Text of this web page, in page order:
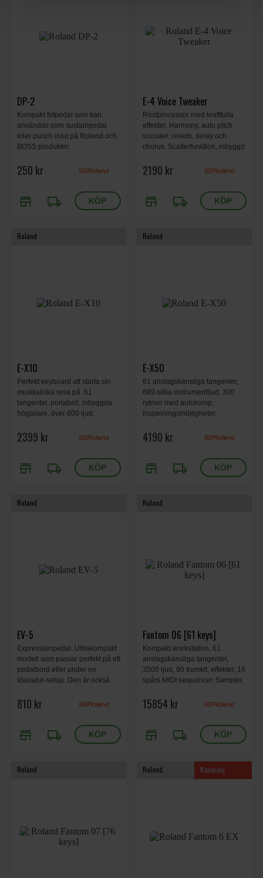
DP-2
Kompakt fotpedal som kan
användas som sustainpedal
eller punch in/ut på Roland och
BOSS produkter.
250 kr
store local_shipping
E-4 Voice Tweaker
Röstprocessor med kraftfulla
effekter. Harmony, auto pitch,
vocoder, reverb, delay och
chorus. Scatterfunktion, inbyggd
automatisk BPM-uträkning.
2190 kr
store local_shipping
Roland
E-X10
Perfekt keyboard att starta sin
musikaliska resa på. 61
tangenter, portabelt, inbyggda
högtalare, över 600 ljud,
metronom, transponering, dual,
2399 kr
store local_shipping
Roland
E-X50
61 anslagskänsliga tangenter,
689 olika instrumentljud, 300
rytmer med autokomp,
inspelningsmöjligheter,
högtalarsystem med 20W
4190 kr
store local_shipping
Roland
EV-5
Expressionpedal. Ultrakompakt
modell som passar perfekt på ett
pedalbord eller under en
klaviatur-setup. Den är också
minimivolym.
810 kr
store local_shipping
Roland
Fantom 06 [61 keys]
Kompakt workstation, 61
anslagskänsliga tangenter,
3500 ljud, 90 trumkit, effekter, 16
spårs MIDI sequencer, Sampler,
15854 kr
store local_shipping
Roland Roland Kampanj